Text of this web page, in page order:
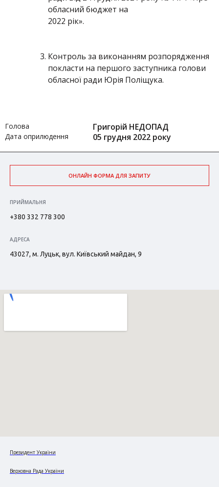
обласний бюджет на
2022 рік».
Контроль за виконанням розпорядження
покласти на першого заступника голови
обласної ради Юрія Поліщука.
Голова Григорій НЕДОПАД
Дата оприлюдення 05 грудня 2022 року
ОНЛАЙН ФОРМА ДЛЯ ЗАПИТУ
ПРИЙМАЛЬНЯ
+380 332 778 300
АДРЕСА
43027, м. Луцьк, вул. Київський майдан, 9
Президент України
Верховна Рада України